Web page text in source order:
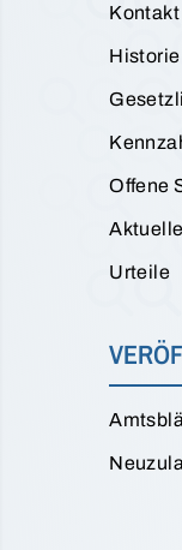
Kontakt
Historie
Offene
Urteile